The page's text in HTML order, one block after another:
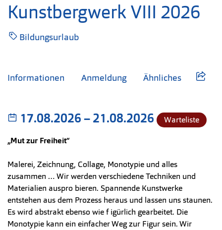
Kunstbergwerk VIII 2026
Bildungsurlaub
Informationen Anmeldung Ähnliches
17.08.2026–bis
21.08.2026
Warteliste
„Mut zur Freiheit“
Malerei, Zeichnung, Collage, Monotypie und alles
zusammen … Wir werden verschiedene Techniken und
Materialien auspro bieren. Spannende Kunstwerke
entstehen aus dem Prozess heraus und lassen uns staunen.
Es wird abstrakt ebenso wie f igürlich gearbeitet. Die
Monotypie kann ein einfacher Weg zur Figur sein. Wir